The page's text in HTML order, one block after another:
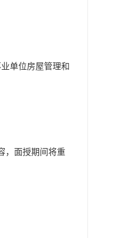
单位房屋管理和
，面授期间将重